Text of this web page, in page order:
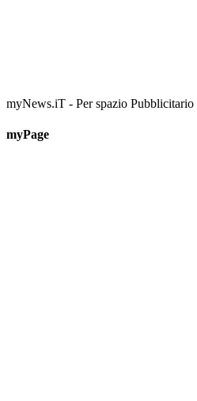
myNews.iT - Per spazio
myPage